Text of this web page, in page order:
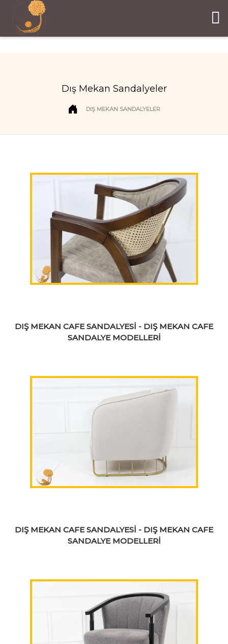
Dış Mekan Sandalyeler
DIŞ MEKAN SANDALYELER
DIŞ MEKAN CAFE SANDALYESİ - DIŞ MEKAN CAFE
SANDALYE MODELLERİ
DIŞ MEKAN CAFE SANDALYESİ - DIŞ MEKAN CAFE
SANDALYE MODELLERİ